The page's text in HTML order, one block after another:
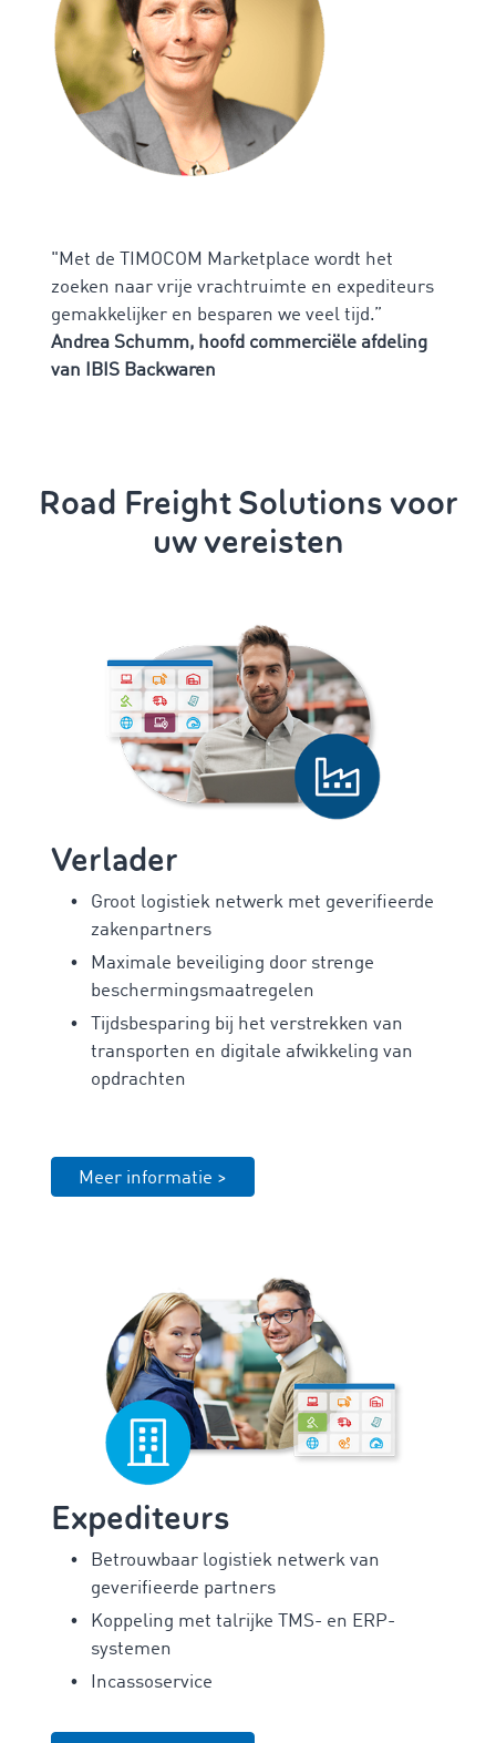
"Met de TIMOCOM Marketplace wordt het
zoeken naar vrije vrachtruimte en expediteurs
gemakkelijker en besparen we veel tijd.”
Andrea Schumm, hoofd commerciële afdeling
van IBIS Backwaren
Road Freight Solutions voor
uw vereisten
Verlader
Groot logistiek netwerk met geverifieerde
zakenpartners
Maximale beveiliging door strenge
beschermingsmaatregelen
Tijdsbesparing bij het verstrekken van
transporten en digitale afwikkeling van
opdrachten
Meer informatie >
Expediteurs
Betrouwbaar logistiek netwerk van
geverifieerde partners
Koppeling met talrijke TMS- en ERP-
systemen
Incassoservice